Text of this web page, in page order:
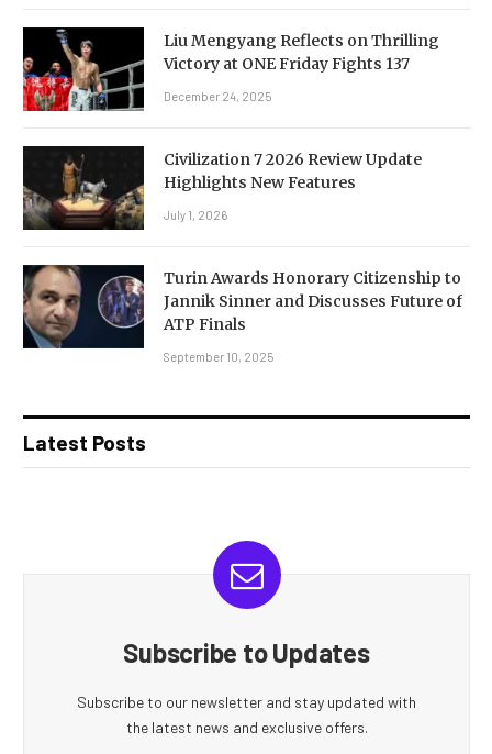
Liu Mengyang Reflects on Thrilling
Victory at ONE Friday Fights 137
December 24, 2025
Civilization 7 2026 Review Update
Highlights New Features
July 1, 2026
Turin Awards Honorary Citizenship to
Jannik Sinner and Discusses Future of
ATP Finals
September 10, 2025
Latest Posts
Subscribe to Updates
Subscribe to our newsletter and stay updated with
the latest news and exclusive offers.